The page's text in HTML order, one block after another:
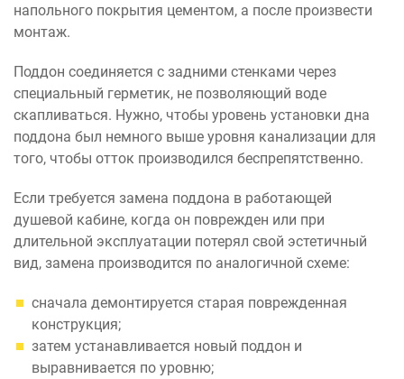
напольного покрытия цементом, а после произвести
монтаж.
Поддон соединяется с задними стенками через
специальный герметик, не позволяющий воде
скапливаться. Нужно, чтобы уровень установки дна
поддона был немного выше уровня канализации для
того, чтобы отток производился беспрепятственно.
Если требуется замена поддона в работающей
душевой кабине, когда он поврежден или при
длительной эксплуатации потерял свой эстетичный
вид, замена производится по аналогичной схеме:
сначала демонтируется старая поврежденная
конструкция;
затем устанавливается новый поддон и
выравнивается по уровню;